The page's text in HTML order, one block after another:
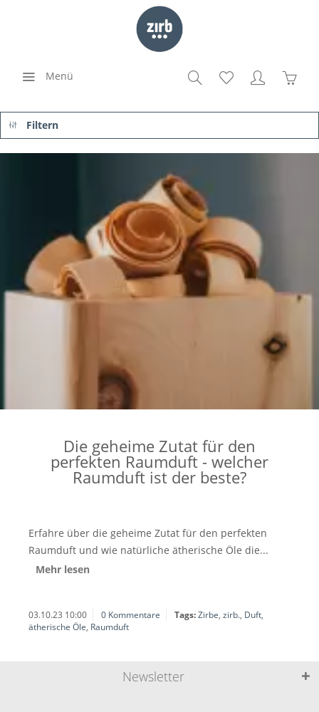
Menü
Filtern
Die geheime Zutat für den
perfekten Raumduft - welcher
Raumduft ist der beste?
Erfahre über die geheime Zutat für den perfekten
Raumduft und wie natürliche ätherische Öle die...
Mehr lesen
03.10.23 10:00 0 Kommentare Tags:Zirbe, zirb., Duft,
ätherische Öle, Raumduft
Newsletter